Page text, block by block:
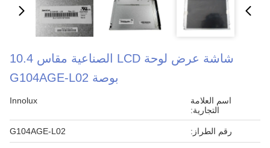
شاشة عرض لوحة LCD الصناعية مقاس 10.4
بوصة G104AGE-L02
اسم العلامة
التجارية:
Innolux
رقم الطراز: G104AGE-L02